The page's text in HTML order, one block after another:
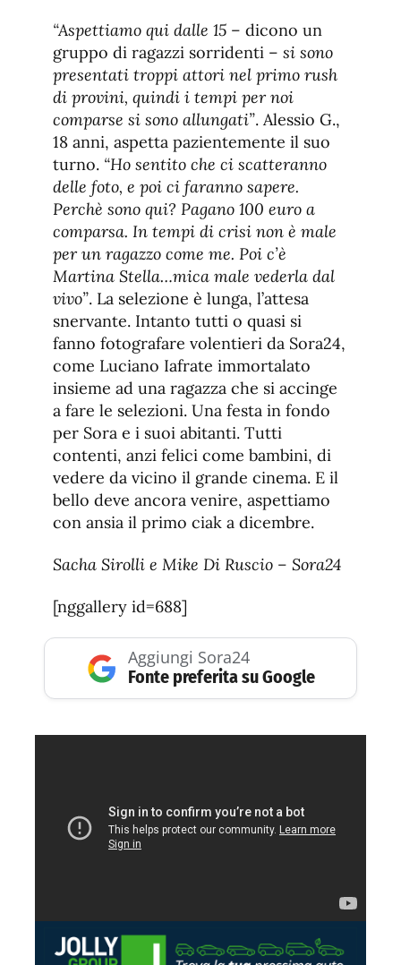
“Aspettiamo qui dalle 15 – dicono un
gruppo di ragazzi sorridenti – si sono
presentati troppi attori nel primo rush
di provini, quindi i tempi per noi
comparse si sono allungati”. Alessio G.,
18 anni, aspetta pazientemente il suo
turno. “Ho sentito che ci scatteranno
delle foto, e poi ci faranno sapere.
Perchè sono qui? Pagano 100 euro a
comparsa. In tempi di crisi non è male
per un ragazzo come me. Poi c’è
Martina Stella…mica male vederla dal
vivo”. La selezione è lunga, l’attesa
snervante. Intanto tutti o quasi si
fanno fotografare volentieri da Sora24,
come Luciano Iafrate immortalato
insieme ad una ragazza che si accinge
a fare le selezioni. Una festa in fondo
per Sora e i suoi abitanti. Tutti
contenti, anzi felici come bambini, di
vedere da vicino il grande cinema. E il
bello deve ancora venire, aspettiamo
con ansia il primo ciak a dicembre.
Sacha Sirolli e Mike Di Ruscio – Sora24
[nggallery id=688]
Aggiungi Sora24
Fonte preferita su Google